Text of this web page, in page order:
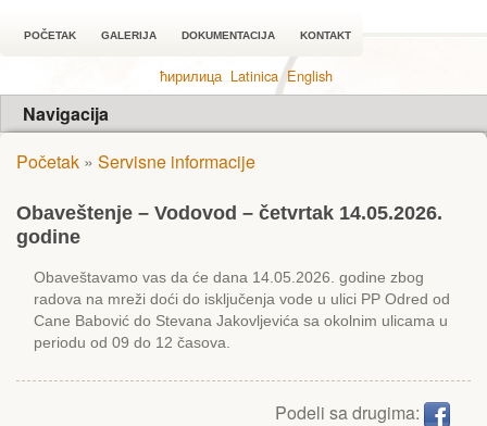
POČETAK GALERIJA DOKUMENTACIJA KONTAKT
ћирилица Latinica English
Navigacija
Početak » Servisne informacije
Obaveštenje – Vodovod – četvrtak 14.05.2026.
godine
Obaveštavamo vas da će dana 14.05.2026. godine zbog
radova na mreži doći do isključenja vode u ulici PP Odred od
Cane Babović do Stevana Jakovljevića sa okolnim ulicama u
periodu od 09 do 12 časova.
Podeli sa drugima: